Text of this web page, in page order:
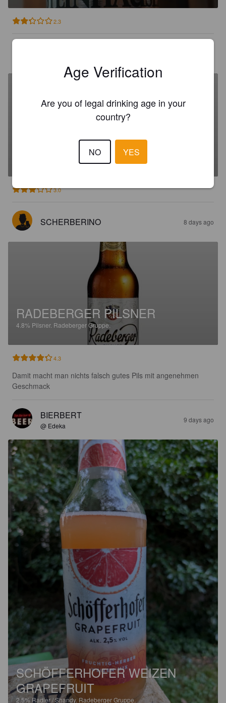
2.3
RADEBERGER PILSNER
Radeberger Gruppe.
3.0
SCHERBERINO 8 days ago
RADEBERGER PILSNER
4.8% Pilsner. Radeberger Gruppe.
4.3
Damit macht man nichts falsch gutes Pils mit angenehmen
Geschmack
BIERBERT
@ Edeka
9 days ago
SCHÖFFERHOFER WEIZEN
GRAPEFRUIT
2.5% Radler / Shandy. Radeberger Gruppe.
Age Verification
Are you of legal drinking age in your
country?
NO YES